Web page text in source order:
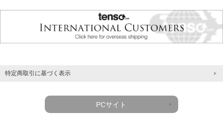
特定商取引に基づく表示
PCサイト